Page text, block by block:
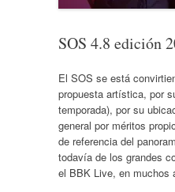
SOS 4.8 edición
El SOS se está
propuesta artística, por
temporada), por su
general por méritos
de referencia del
todavía de los grandes
el BBK Live, en